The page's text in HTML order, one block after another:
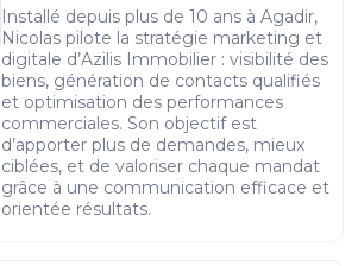
Installé depuis plus de 10 ans à Agadir,
Nicolas pilote la stratégie marketing et
digitale d’Azilis Immobilier : visibilité des
biens, génération de contacts qualifiés
et optimisation des performances
commerciales. Son objectif est
d’apporter plus de demandes, mieux
ciblées, et de valoriser chaque mandat
grâce à une communication efficace et
orientée résultats.